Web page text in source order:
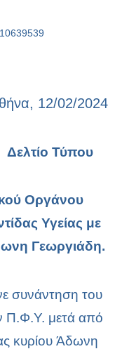
12/02/2024
Οργάνου
Υγείας με
Γεωργιάδη.
συνάντηση του
Π.Φ.Υ. μετά από
κυρίου Άδωνη